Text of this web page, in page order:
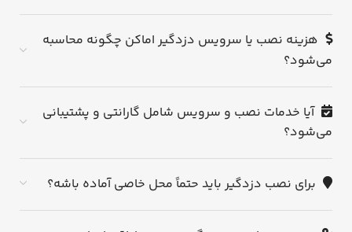
هزینه نصب یا سرویس دزدگیر اماکن چگونه محاسبه
می‌شود؟
آیا خدمات نصب و سرویس شامل گارانتی و پشتیبانی
می‌شود؟
برای نصب دزدگیر باید حتماً محل خاصی آماده باشه؟